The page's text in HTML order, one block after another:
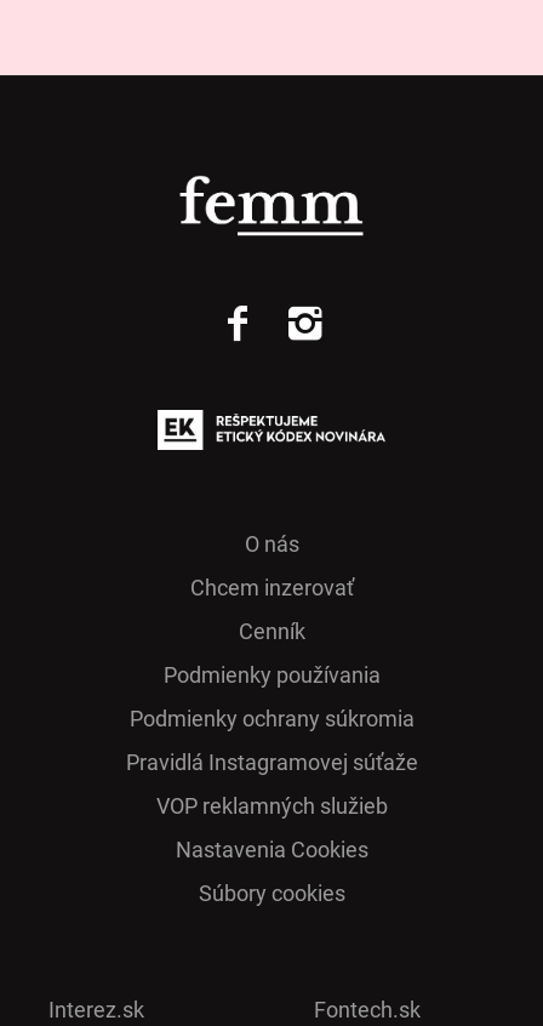
O nás
Chcem inzerovať
Cenník
Podmienky používania
Podmienky ochrany súkromia
Pra­vidlá Ins­ta­gra­mo­vej sú­ťaže
VOP reklamných služieb
Nastavenia Cookies
Súbory cookies
Interez.sk
Fontech.sk